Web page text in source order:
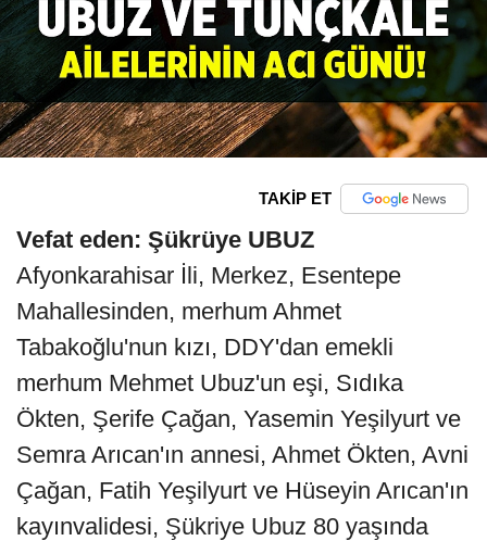
TAKİP ET
Vefat eden: Şükrüye UBUZ
Afyonkarahisar İli, Merkez, Esentepe
Mahallesinden, merhum Ahmet
Tabakoğlu'nun kızı, DDY'dan emekli
merhum Mehmet Ubuz'un eşi, Sıdıka
Ökten, Şerife Çağan, Yasemin Yeşilyurt ve
Semra Arıcan'ın annesi, Ahmet Ökten, Avni
Çağan, Fatih Yeşilyurt ve Hüseyin Arıcan'ın
kayınvalidesi, Şükriye Ubuz 80 yaşında